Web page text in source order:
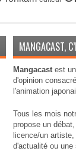
MANGACAST,
Mangacastest un
d'opinion
l'animation
Tous les mois
propose un
licence/un
d'actualité ou une